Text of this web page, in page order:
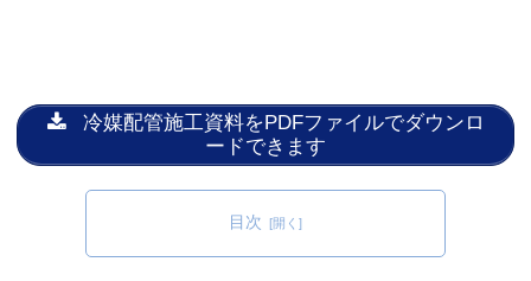
冷媒配管施工資料をPDFファイルでダウンロ
ードできます
目次